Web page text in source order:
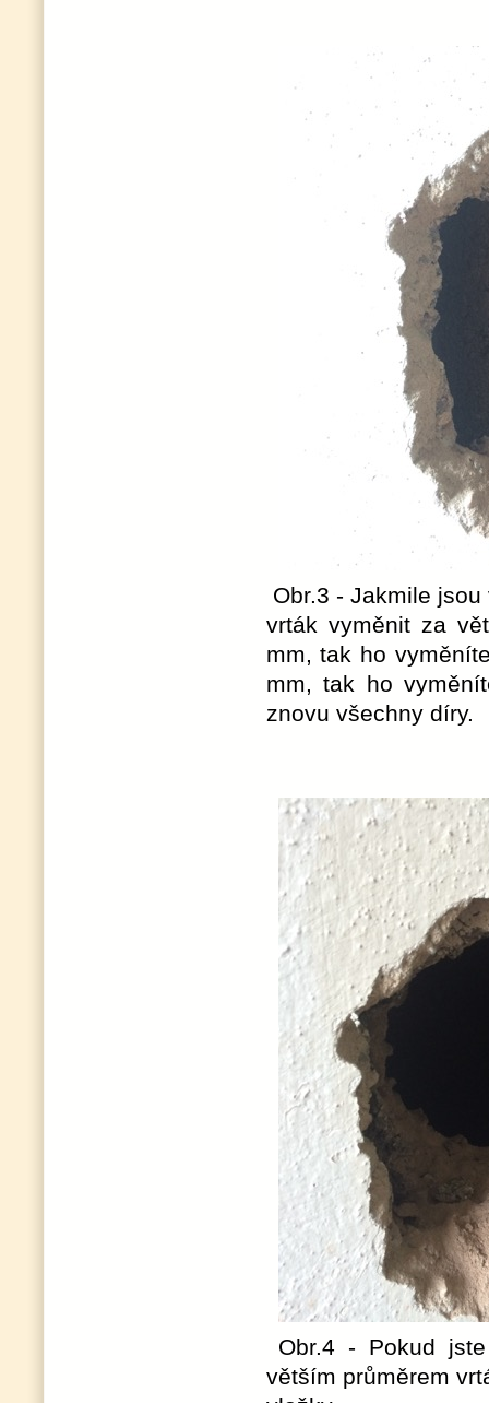
Obr.3 - Jakmile
vrták vyměnit za
mm, tak ho
mm, tak ho
znovu všechny díry.
Obr.4 - Pokud
větším průměrem